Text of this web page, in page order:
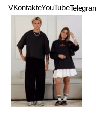
VKontakteYouTube